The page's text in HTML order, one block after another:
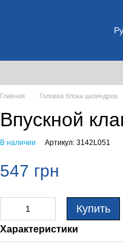
Главная Головка блока цилиндров
Впускной
В наличии Артикул: 3142L051
547 грн
Купить
Характеристики